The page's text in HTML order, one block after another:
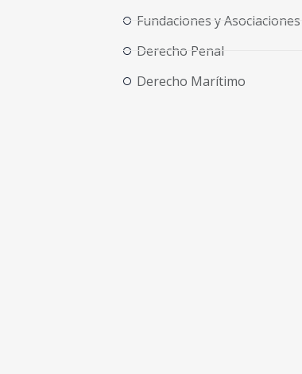
Fundaciones y Asociaciones
Derecho Penal
Derecho Marítimo